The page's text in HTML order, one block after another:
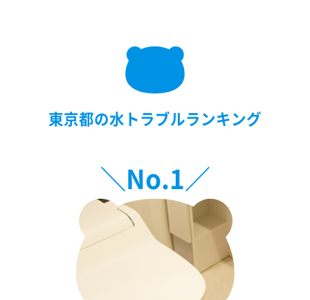
東京都の水トラブルランキング
＼No.1／